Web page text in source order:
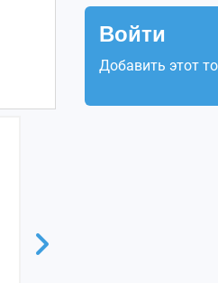
Войти
Добавить этот